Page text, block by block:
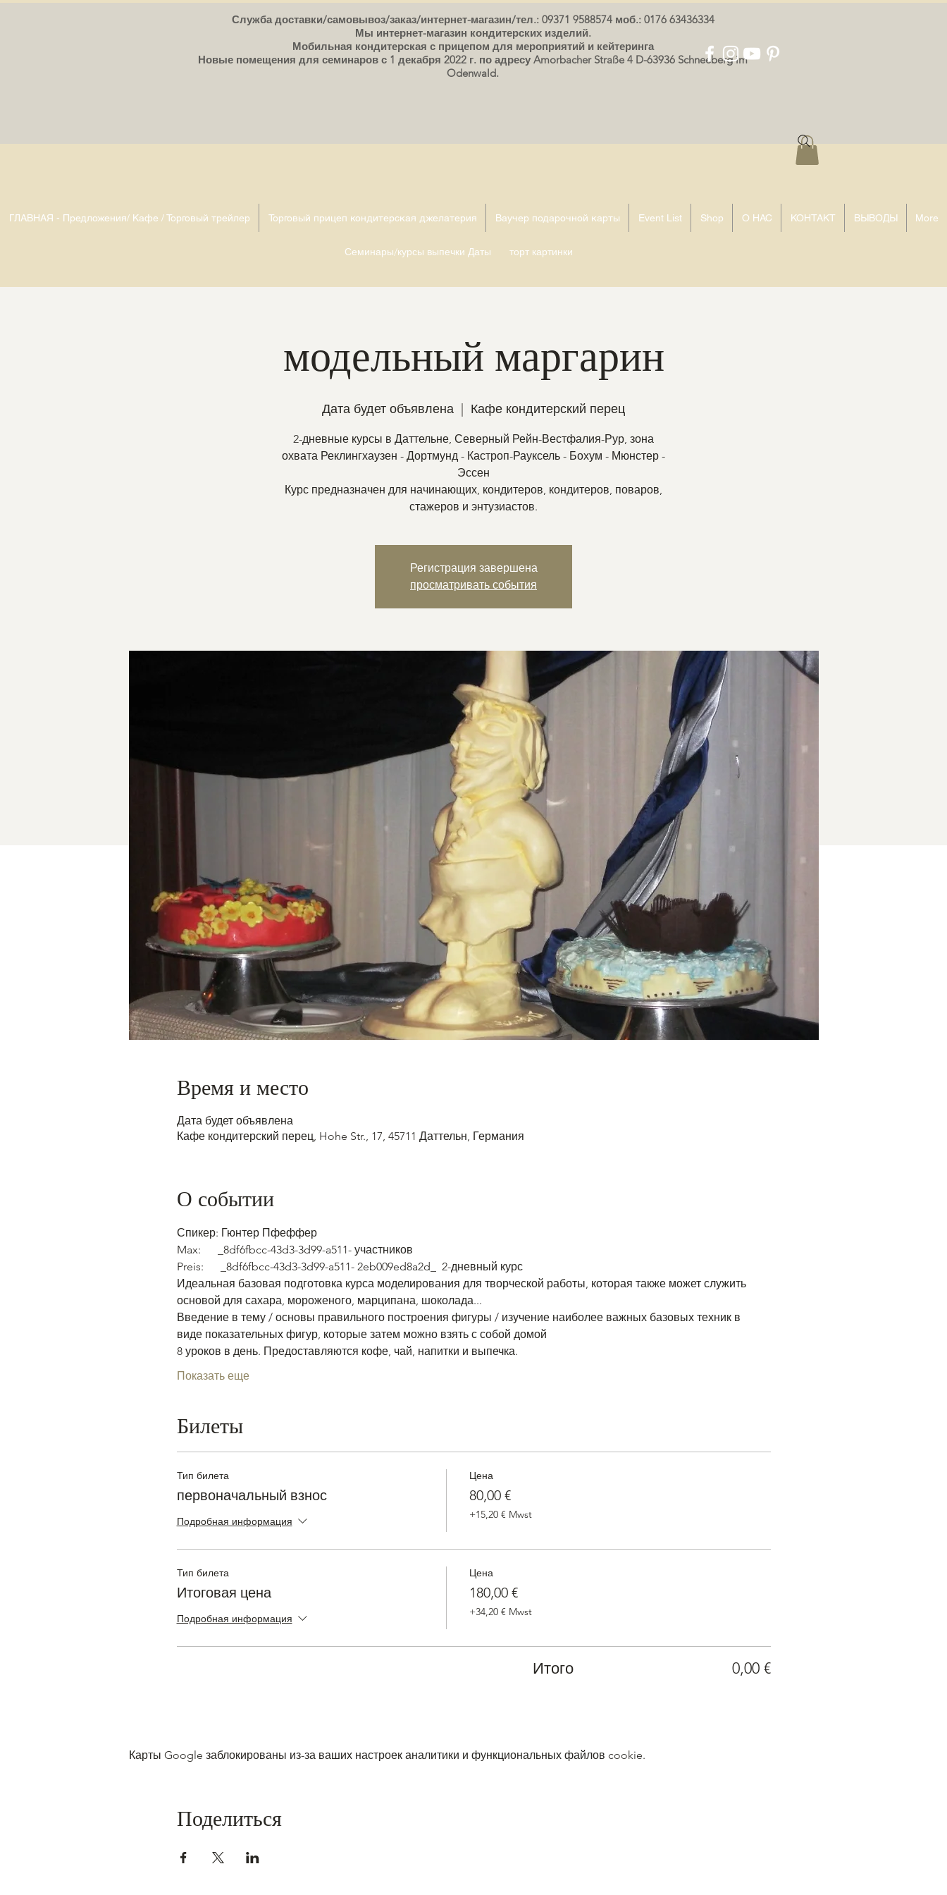
Служба доставки/самовывоз/заказ/интернет-магазин/тел.: 09371 9588574 моб.: 0176 63436334
Мы интернет-магазин кондитерских изделий.
Мобильная кондитерская с прицепом для мероприятий и кейтеринга
Новые помещения для семинаров с 1 декабря 2022 г. по адресу Amorbacher Straße 4 D-63936 Schneeberg im
Odenwald.
ГЛАВНАЯ - Предложения/ Кафе / Торговый трейлер Торговый прицеп кондитерская джелатерия Ваучер подарочной карты Event List Shop О НАС КОНТАКТ ВЫВОДЫ More
Семинары/курсы выпечки Даты торт картинки
модельный маргарин
Дата будет объявлена Кафе кондитерский перец
2-дневные курсы в Даттельне, Северный Рейн-Вестфалия-Рур, зона
охвата Реклингхаузен - Дортмунд - Кастроп-Рауксель - Бохум - Мюнстер -
Эссен
Курс предназначен для начинающих, кондитеров, кондитеров, поваров,
Регистрация завершена
просматривать события
Время и место
Дата будет объявлена
Кафе кондитерский перец, Hohe Str., 17, 45711 Даттельн, Германия
О событии
Спикер: Гюнтер Пфеффер
Max:      _8df6fbcc-43d3-3d99-a511- участников
Preis:      _8df6fbcc-43d3-3d99-a511- 2eb009ed8a2d_  2-дневный курс
Идеальная базовая подготовка курса моделирования для творческой работы, которая также может служить
основой для сахара, мороженого, марципана, шоколада...
Введение в тему / основы правильного построения фигуры / изучение наиболее важных базовых техник в
виде показательных фигур, которые затем можно взять с собой домой
8 уроков в день. Предоставляются кофе, чай, напитки и выпечка.
Показать еще
Билеты
Тип билета
первоначальный взнос
Подробная информация
Цена
80,00 €
+15,20 € Mwst
Тип билета
Итоговая цена
Подробная информация
Цена
180,00 €
+34,20 € Mwst
Итого 0,00 €
Карты Google заблокированы из-за ваших настроек аналитики и функциональных файлов cookie.
Поделиться